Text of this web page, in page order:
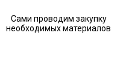
Сами проводим закупку
необходимых материалов